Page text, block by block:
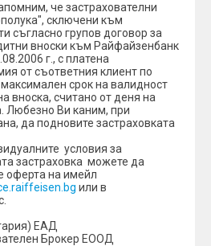
че застрахователни
сключени към
съгласно групов договор за
вноски към Райфайзенбанк
г., с платена
от съответния клиент по
срок на валидност
вноска, считано от деня на
Любезно Ви каним, при
да подновите застраховката
условия за
застраховка можете да
оферта на имейл
или в
ЕАД
Брокер ЕООД